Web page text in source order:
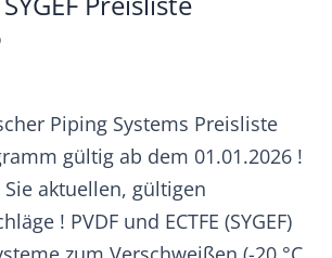
Piping Systems Preisliste
gültig ab dem 01.01.2026 !
aktuellen, gültigen
! PVDF und ECTFE (SYGEF)